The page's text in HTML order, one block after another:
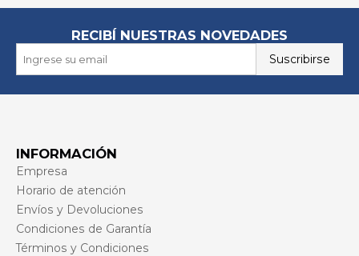
RECIBÍ NUESTRAS NOVEDADES
Suscribirse
INFORMACIÓN
Empresa
Horario de atención
Envíos y Devoluciones
Condiciones de Garantía
Términos y Condiciones